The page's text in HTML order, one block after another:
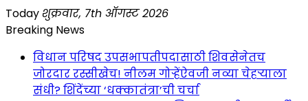
Skip
to
Today शुक्रवार, 7th ऑगस्ट 2026
Breaking News
विधान परिषद उपसभापतीपदासाठी शिवसेनेतच
जोरदार रस्सीखेच! नीलम गोऱ्हेंऐवजी नव्या चेहऱ्याला
संधी? शिंदेंच्या ‘धक्कातंत्रा’ची चर्चा